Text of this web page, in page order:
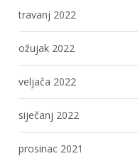
travanj 2022
ožujak 2022
veljača 2022
siječanj 2022
prosinac 2021